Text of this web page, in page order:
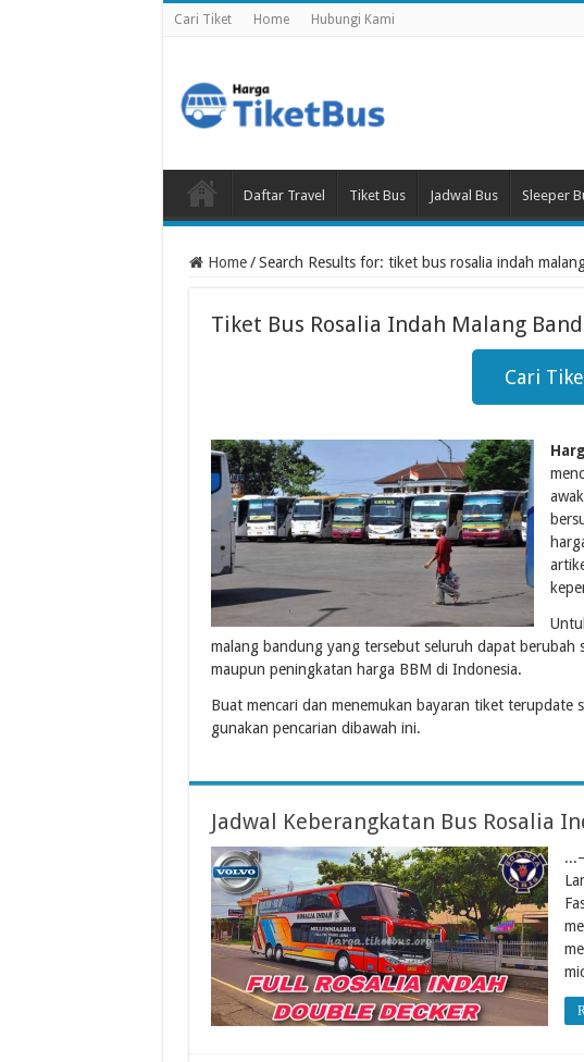
Cari Tiket Home Hubungi Kami
Daftar Travel Tiket Bus Jadwal Bus Sleeper
Home / Search Results for: tiket bus rosalia indah
Tiket Bus Rosalia Indah Malang
Cari
malang bandung yang tersebut seluruh dapat
maupun peningkatan harga BBM di Indonesia.
Buat mencari dan menemukan bayaran tiket terupdate
gunakan pencarian dibawah ini.
Jadwal Keberangkatan Bus Rosalia